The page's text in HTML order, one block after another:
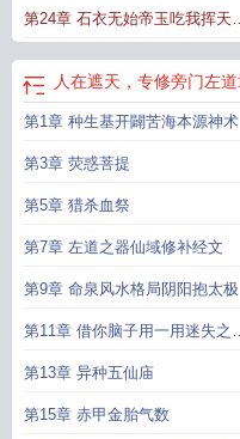
不折寿算什么旁门左道
第24章 石衣无始帝玉吃我挥天
风
人在遮天，专修旁门左道
第1章 种生基开闢苦海本源神术
第3章 荧惑菩提
第5章 猎杀血祭
第7章 左道之器仙域修补经文
第9章 命泉风水格局阴阳抱太极
第11章 借你脑子用一用迷失之
登临彼岸
第13章 异种五仙庙
第15章 赤甲金胎气数